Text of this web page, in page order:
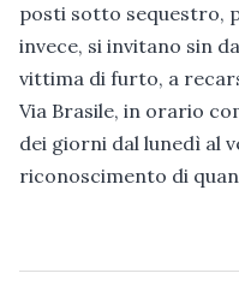
posti sotto sequestro,
invece, si invitano sin
vittima di furto, a
Via Brasile, in orario
dei giorni dal lunedì al
riconoscimento di